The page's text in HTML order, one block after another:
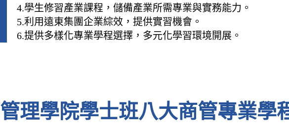
4.學生修習產業課程，儲備產業所需專業與實務能力。
5.利用遠東集團企業綜效，提供實習機會。
6.提供多樣化專業學程選擇，多元化學習環境開展。
管理學院學士班八大商管專業學